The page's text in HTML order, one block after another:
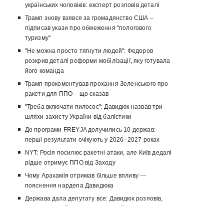
українських чоловіків: експерт розповів деталі
Трамп знову взявся за громадянство США –
підписав укази про обмеження "пологового
туризму"
"Не можна просто тягнути людей": Федоров
розкрив деталі реформи мобілізації, яку готувала
його команда
Трамп прокоментував прохання Зеленського про
ракети для ППО – що сказав
"Треба включати пилосос": Давидюк назвав три
шляхи захисту України від балістики
До програми FREYJA долучились 10 держав:
перші результати очікують у 2026–2027 роках
NYT: Росія посилює ракетні атаки, але Київ дедалі
рідше отримує ППО від Заходу
Чому Арахамія отримав більше впливу —
пояснення нардепа Давидюка
Держава дала депутату все: Давидюк розповів,